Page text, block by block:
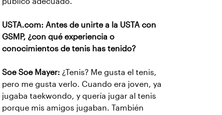
USTA.com: Antes de unirte a la USTA con
GSMP, ¿con qué experiencia o
conocimientos de tenis has tenido?
Soe Soe Mayer: ¿Tenis? Me gusta el tenis,
pero me gusta verlo. Cuando era joven, ya
jugaba taekwondo, y quería jugar al tenis
porque mis amigos jugaban. También